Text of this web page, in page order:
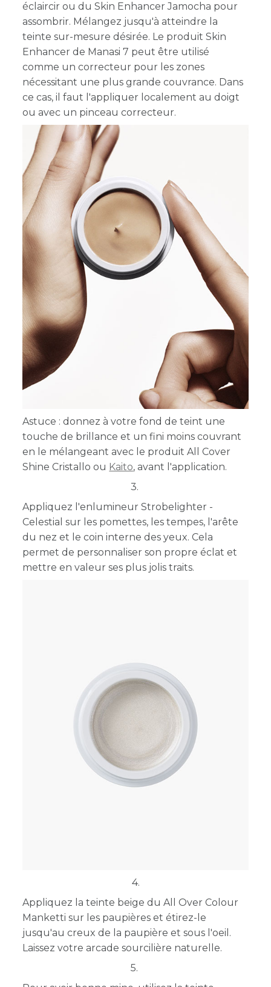
éclaircir ou du Skin Enhancer Jamocha pour
assombrir. Mélangez jusqu'à atteindre la
teinte sur-mesure désirée. Le produit Skin
Enhancer de Manasi 7 peut être utilisé
comme un correcteur pour les zones
nécessitant une plus grande couvrance. Dans
ce cas, il faut l'appliquer localement au doigt
ou avec un pinceau correcteur.
Astuce : donnez à votre fond de teint une
touche de brillance et un fini moins couvrant
en le mélangeant avec le produit All Cover
Shine Cristallo ou Kaito, avant l'application.
3.
Appliquez l'enlumineur Strobelighter -
Celestial sur les pomettes, les tempes, l'arête
du nez et le coin interne des yeux. Cela
permet de personnaliser son propre éclat et
mettre en valeur ses plus jolis traits.
4.
Appliquez la teinte beige du All Over Colour
Manketti sur les paupières et étirez-le
jusqu'au creux de la paupière et sous l'oeil.
Laissez votre arcade sourcilière naturelle.
5.